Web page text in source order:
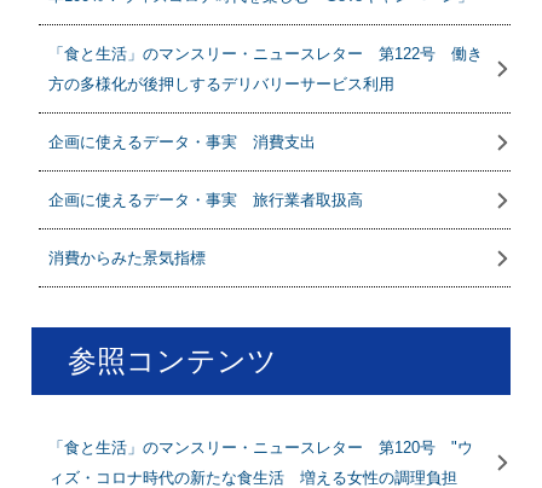
「食と生活」のマンスリー・ニュースレター 第122号 働き
方の多様化が後押しするデリバリーサービス利用
企画に使えるデータ・事実 消費支出
企画に使えるデータ・事実 旅行業者取扱高
消費からみた景気指標
参照コンテンツ
「食と生活」のマンスリー・ニュースレター 第120号 "ウ
ィズ・コロナ時代の新たな食生活 増える女性の調理負担